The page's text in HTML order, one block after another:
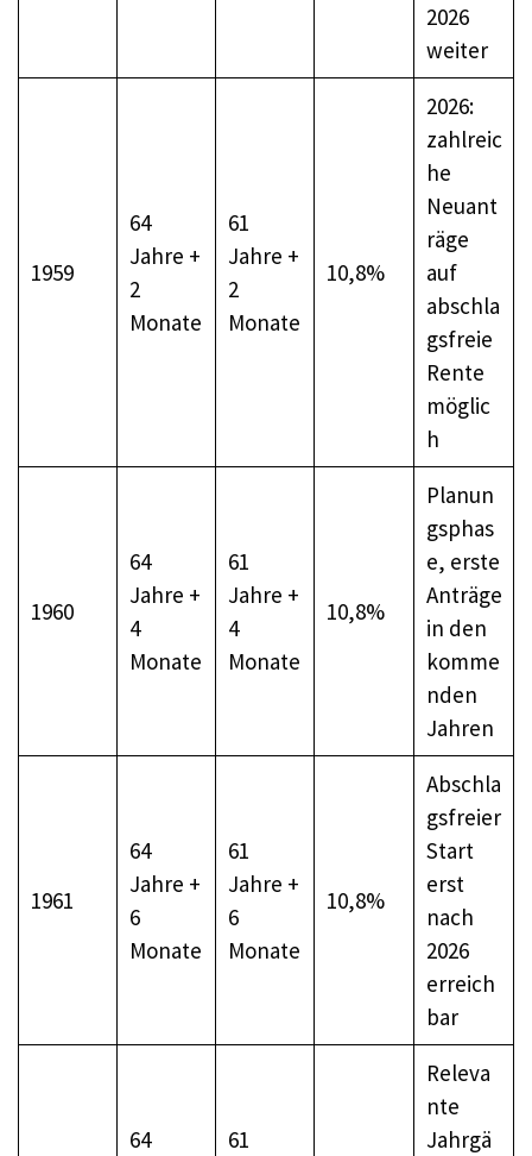
2026
weiter
1959
64
Jahre +
2
Monate
61
Jahre +
2
Monate
10,8%
2026:
zahlreic
he
Neuant
räge
auf
abschla
gsfreie
Rente
möglic
h
1960
64
Jahre +
4
Monate
61
Jahre +
4
Monate
10,8%
Planun
gsphas
e, erste
Anträge
in den
komme
nden
Jahren
1961
64
Jahre +
6
Monate
61
Jahre +
6
Monate
10,8%
Abschla
gsfreier
Start
erst
nach
2026
erreich
bar
64
61
Releva
nte
Jahrgä